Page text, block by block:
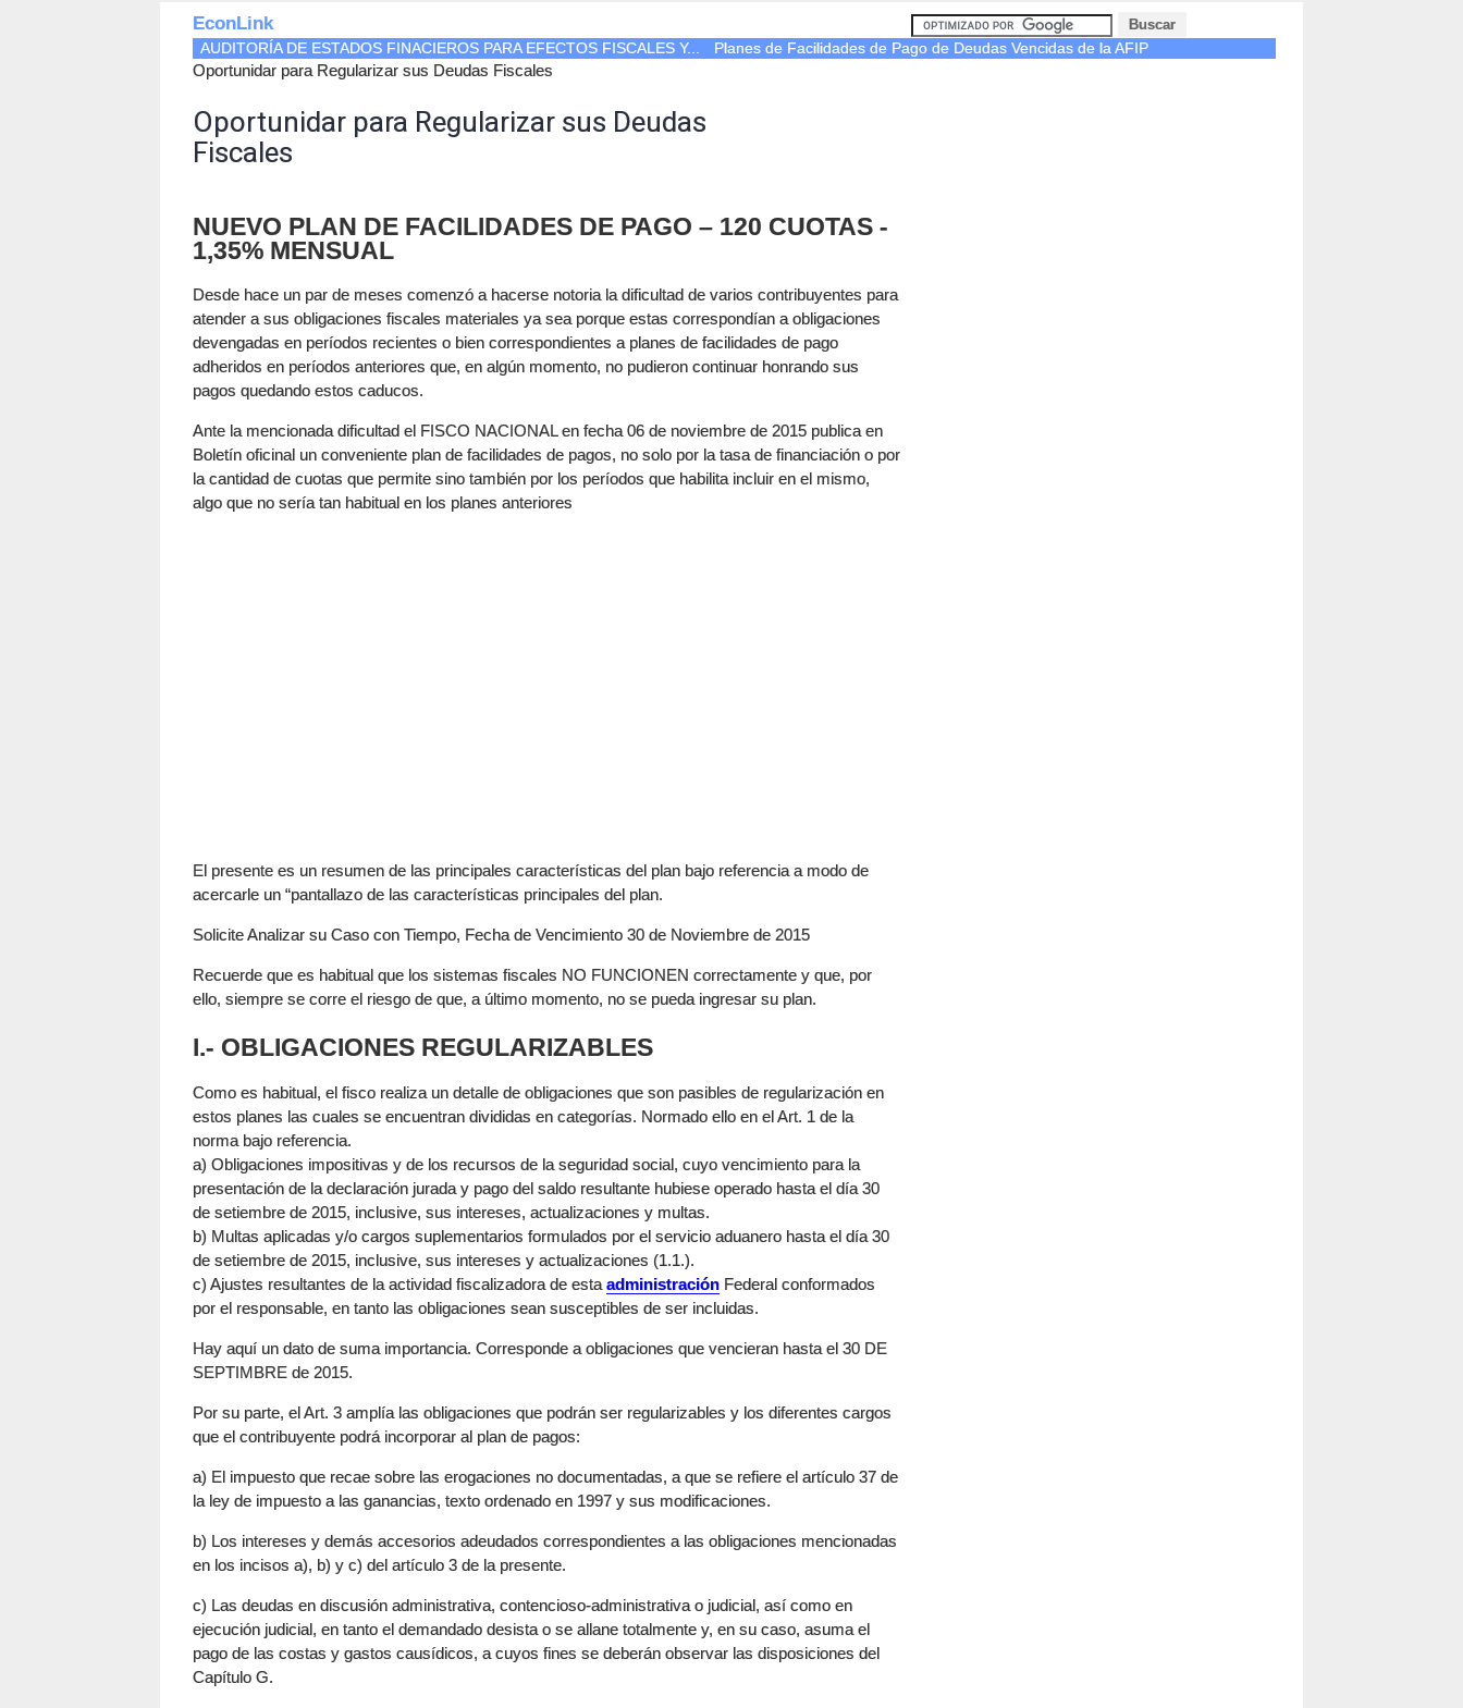
EconLink
AUDITORÍA DE ESTADOS FINACIEROS PARA EFECTOS FISCALES Y... Planes de Facilidades de Pago de Deudas Vencidas de la AFIP
Oportunidar para Regularizar sus Deudas Fiscales
Oportunidar para Regularizar sus Deudas
Fiscales
NUEVO PLAN DE FACILIDADES DE PAGO – 120 CUOTAS -
1,35% MENSUAL
Desde hace un par de meses comenzó a hacerse notoria la dificultad de varios contribuyentes para
atender a sus obligaciones fiscales materiales ya sea porque estas correspondían a obligaciones
devengadas en períodos recientes o bien correspondientes a planes de facilidades de pago
adheridos en períodos anteriores que, en algún momento, no pudieron continuar honrando sus
pagos quedando estos caducos.
Ante la mencionada dificultad el FISCO NACIONAL en fecha 06 de noviembre de 2015 publica en
Boletín oficinal un conveniente plan de facilidades de pagos, no solo por la tasa de financiación o por
la cantidad de cuotas que permite sino también por los períodos que habilita incluir en el mismo,
algo que no sería tan habitual en los planes anteriores
El presente es un resumen de las principales características del plan bajo referencia a modo de
acercarle un “pantallazo de las características principales del plan.
Solicite Analizar su Caso con Tiempo, Fecha de Vencimiento 30 de Noviembre de 2015
Recuerde que es habitual que los sistemas fiscales NO FUNCIONEN correctamente y que, por
ello, siempre se corre el riesgo de que, a último momento, no se pueda ingresar su plan.
I.- OBLIGACIONES REGULARIZABLES
Como es habitual, el fisco realiza un detalle de obligaciones que son pasibles de regularización en
estos planes las cuales se encuentran divididas en categorías. Normado ello en el Art. 1 de la
norma bajo referencia.
a) Obligaciones impositivas y de los recursos de la seguridad social, cuyo vencimiento para la
presentación de la declaración jurada y pago del saldo resultante hubiese operado hasta el día 30
de setiembre de 2015, inclusive, sus intereses, actualizaciones y multas.
b) Multas aplicadas y/o cargos suplementarios formulados por el servicio aduanero hasta el día 30
de setiembre de 2015, inclusive, sus intereses y actualizaciones (1.1.).
c) Ajustes resultantes de la actividad fiscalizadora de esta administración Federal conformados
por el responsable, en tanto las obligaciones sean susceptibles de ser incluidas.
Hay aquí un dato de suma importancia. Corresponde a obligaciones que vencieran hasta el 30 DE
SEPTIMBRE de 2015.
Por su parte, el Art. 3 amplía las obligaciones que podrán ser regularizables y los diferentes cargos
que el contribuyente podrá incorporar al plan de pagos:
a) El impuesto que recae sobre las erogaciones no documentadas, a que se refiere el artículo 37 de
la ley de impuesto a las ganancias, texto ordenado en 1997 y sus modificaciones.
b) Los intereses y demás accesorios adeudados correspondientes a las obligaciones mencionadas
en los incisos a), b) y c) del artículo 3 de la presente.
c) Las deudas en discusión administrativa, contencioso-administrativa o judicial, así como en
ejecución judicial, en tanto el demandado desista o se allane totalmente y, en su caso, asuma el
pago de las costas y gastos causídicos, a cuyos fines se deberán observar las disposiciones del
Capítulo G.